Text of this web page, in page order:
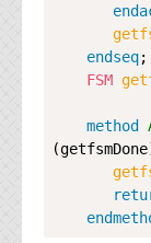
endseq;
FSM
method